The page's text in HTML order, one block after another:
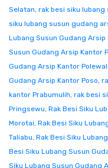
Selatan, rak besi siku
siku lubang susun gudang
Lubang Susun Gudang Arsip
Susun Gudang Arsip Kantor
Gudang Arsip Kantor
Gudang Arsip Kantor Poso,
kantor Prabumulih, rak besi
Pringsewu, Rak Besi Siku
Morotai, Rak Besi Siku
Taliabu, Rak Besi Siku
Besi Siku Lubang Susun
Siku Lubang Susun Gudang